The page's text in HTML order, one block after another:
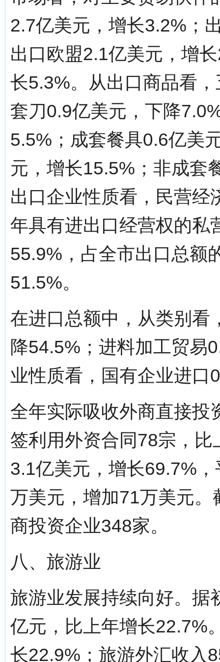
2.7亿美元，增长3.2%；
出口欧盟2.1亿美元，增
长5.3%。从出口商品看
套刀0.9亿美元，下降
5.5%；成套餐具0.6亿美
元，增长15.5%；非成套
出口企业性质看，民营经
年具有进出口经营权的私
55.9%，占全市出口总额
51.5%。
在进口总额中，从类别看
降54.5%；进料加工贸易
业性质看，国有企业进口
全年实际吸收外商直接投
签利用外资合同78宗，
3.1亿美元，增长69.7%
万美元，增加71万美元
商投资企业348家。
八、旅游业
旅游业发展持续向好。据
亿元，比上年增长22.7%
长22.9%；旅游外汇收入